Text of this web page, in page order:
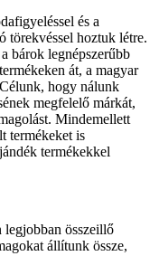
és a
törekvéssel hoztuk létre.
bárok legnépszerűbb
át, a magyar
hogy nálunk
megfelelő márkát,
Mindemellett
termékeket is
termékekkel
legjobban összeillő
állítunk össze,